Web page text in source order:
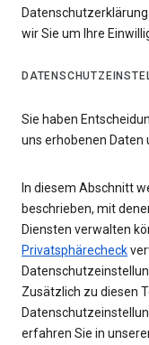
wir Sie um Ihre
Sie haben
uns erhobenen Daten
In diesem Abschnitt
beschrieben, mit
Diensten verwalten
Privatsphärecheck
Zusätzlich zu diesen
erfahren Sie in